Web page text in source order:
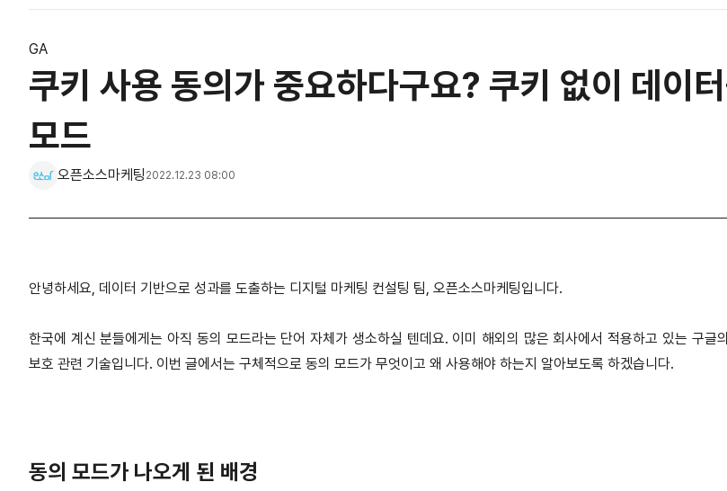
GA
쿠키 사용 동의가 중요하다구요? 쿠키 없이 데이
모드
오픈소스마케팅 2022.12.23 08:00
안녕하세요, 데이터 기반으로 성과를 도출하는 디지털 마케팅 컨설팅 팀, 오픈소스마케팅입니다.
한국에 계신 분들에게는 아직 동의 모드라는 단어 자체가 생소하실 텐데요. 이미 해외의 많은 회사에서 적용하고 있는 구글
보호 관련 기술입니다. 이번 글에서는 구체적으로 동의 모드가 무엇이고 왜 사용해야 하는지 알아보도록 하겠습니다.
동의 모드가 나오게 된 배경